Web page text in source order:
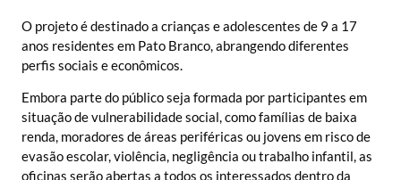
O projeto é destinado a crianças e adolescentes de 9 a 17
anos residentes em Pato Branco, abrangendo diferentes
perfis sociais e econômicos.
Embora parte do público seja formada por participantes em
situação de vulnerabilidade social, como famílias de baixa
renda, moradores de áreas periféricas ou jovens em risco de
evasão escolar, violência, negligência ou trabalho infantil, as
oficinas serão abertas a todos os interessados dentro da